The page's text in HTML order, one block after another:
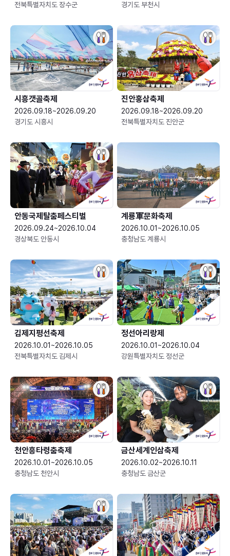
전북특별자치도 장수군
경기도 부천시
시흥갯골축제
2026.09.18~2026.09.20
경기도 시흥시
진안홍삼축제
2026.09.18~2026.09.20
전북특별자치도 진안군
안동국제탈춤페스티벌
2026.09.24~2026.10.04
경상북도 안동시
2026.10.01~2026.10.05
충청남도 계룡시
김제지평선축제
2026.10.01~2026.10.05
전북특별자치도 김제시
정선아리랑제
2026.10.01~2026.10.04
강원특별자치도 정선군
천안흥타령춤축제
2026.10.01~2026.10.05
충청남도 천안시
금산세계인삼축제
2026.10.02~2026.10.11
충청남도 금산군